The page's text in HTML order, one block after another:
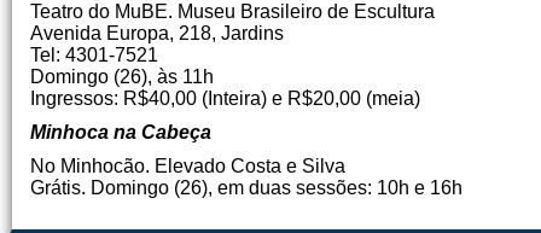
Teatro do MuBE. Museu Brasileiro de Escultura
Avenida Europa, 218, Jardins
Tel: 4301-7521
Domingo (26), às 11h
Ingressos: R$40,00 (Inteira) e R$20,00 (meia)
Minhoca na Cabeça
No Minhocão. Elevado Costa e Silva
Grátis. Domingo (26), em duas sessões: 10h e 16h